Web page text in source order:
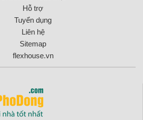
Hỗ trợ
Tuyển dụng
Liên hệ
Sitemap
flexhouse.vn